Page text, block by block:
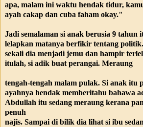
apa, malam ini waktu hendak tidur,
ayah cakap dan cuba faham okay."
Jadi semalaman si anak berusia 9 tahun
lelapkan matanya berfikir tentang
sekali dia menjadi jemu dan hampir
itulah, si adik buat perangai. Meraung
tengah-tengah malam pulak. Si anak itu
ayahnya hendak memberitahu bahawa
Abdullah itu sedang meraung kerana
penuh
najis. Sampai di bilik dia lihat si ibu